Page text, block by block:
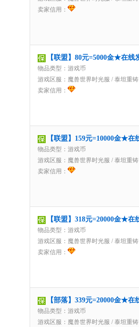
卖家信用：
【联盟】80元=5000金★在
物品类型：游戏币
游戏区服： 魔兽世界时光服 / 泰坦重铸
卖家信用：
【联盟】159元=10000金★
物品类型：游戏币
游戏区服： 魔兽世界时光服 / 泰坦重铸
卖家信用：
【联盟】318元=20000金★
物品类型：游戏币
游戏区服： 魔兽世界时光服 / 泰坦重铸
卖家信用：
【部落】339元=20000金★
物品类型：游戏币
游戏区服： 魔兽世界时光服 / 泰坦重铸